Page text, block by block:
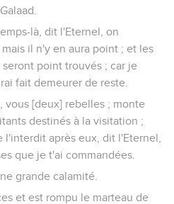
là, dit l'Eternel, on
il n'y en aura point ; et les
point trouvés ; car je
fait demeurer de reste.
vous [deux] rebelles ; monte
destinés à la visitation ;
l'interdit après eux, dit l'Eternel,
que je t'ai commandées.
grande calamité.
et est rompu le marteau de